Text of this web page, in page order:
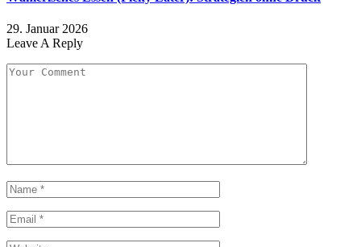
29. Januar 2026
Leave A Reply